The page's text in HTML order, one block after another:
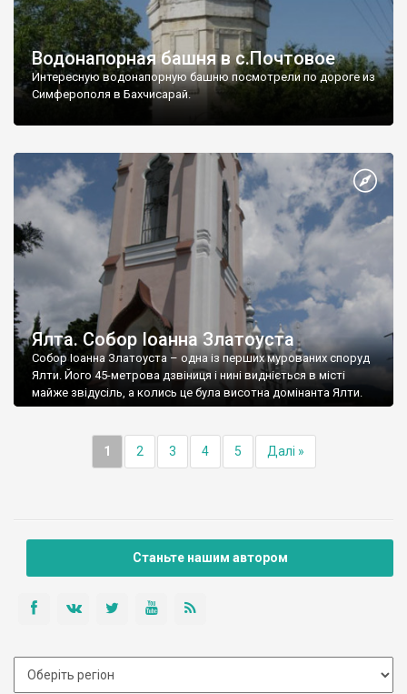
Водонапорная башня в с.Почтовое
Интересную водонапорную башню посмотрели по дороге из
Симферополя в Бахчисарай.
Ялта. Собор Іоанна Златоуста
Собор Іоанна Златоуста – одна із перших мурованих споруд
Ялти. Його 45-метрова дзвіниця і нині видніється в місті
майже звідусіль, а колись це була висотна домінанта Ялти.
1 2 3 4 5 Далі »
Станьте нашим автором